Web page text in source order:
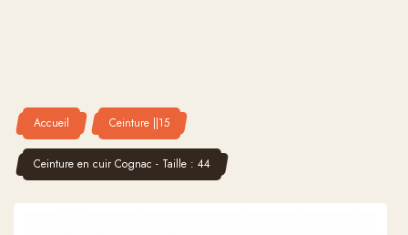
Accueil Ceinture ||15
Ceinture en cuir Cognac - Taille : 44